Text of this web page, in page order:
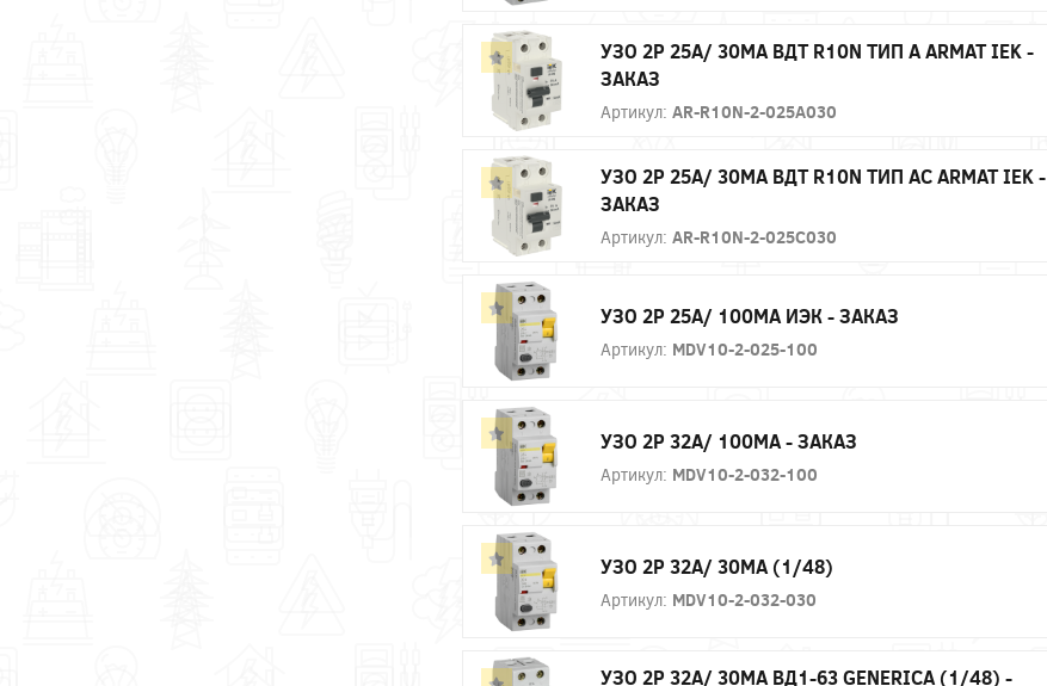
УЗО 2P 25А/ 30МА ВДТ R10N ТИП А ARMAT IEK -
ЗАКАЗ
Артикул: AR-R10N-2-025A030
УЗО 2P 25А/ 30МА ВДТ R10N ТИП АC ARMAT IEK -
ЗАКАЗ
Артикул: AR-R10N-2-025C030
УЗО 2P 25А/ 100МА ИЭК - ЗАКАЗ
Артикул: MDV10-2-025-100
УЗО 2P 32А/ 100МА - ЗАКАЗ
Артикул: MDV10-2-032-100
УЗО 2P 32А/ 30МА (1/48)
Артикул: MDV10-2-032-030
УЗО 2P 32А/ 30МА ВД1-63 GENERICA (1/48) -